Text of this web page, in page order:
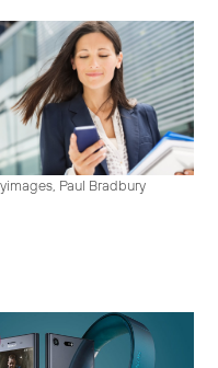
Paul Bradbury